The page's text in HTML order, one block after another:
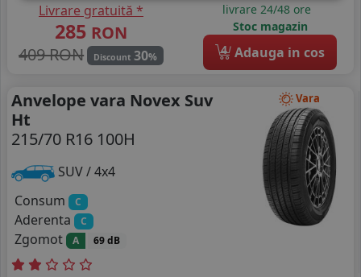
Livrare gratuită *
285 RON
409 RON
Discount 30%
livrare 24/48 ore
Stoc magazin
4 Adauga in cos
Vara
Anvelope vara Novex Suv
Ht
215/70 R16 100H
SUV / 4x4
Consum
C
Aderenta C
Zgomot A 69 dB